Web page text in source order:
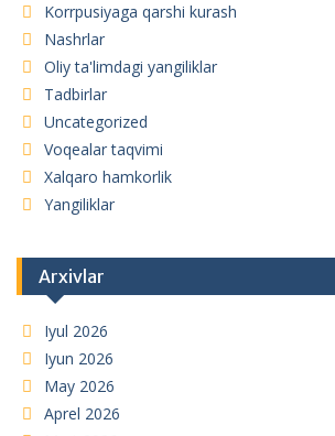
Korrpusiyaga qarshi kurash
Nashrlar
Oliy ta'limdagi yangiliklar
Tadbirlar
Uncategorized
Voqealar taqvimi
Xalqaro hamkorlik
Yangiliklar
Arxivlar
Iyul 2026
Iyun 2026
May 2026
Aprel 2026